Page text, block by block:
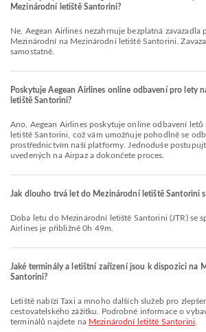
Mezinárodní letiště Santorini?
Ne, Aegean Airlines nezahrnuje bezplatná zavazadla pro lety Domácí &
Mezinárodní na Mezinárodní letiště Santorini.
samostatně.
Poskytuje Aegean Airlines online odbavení pro lety
letiště Santorini?
Ano, Aegean Airlines poskytuje online odbavení letů na letiště Mezinárodní
letiště Santorini, což vám umožňuje pohodlně se
prostřednictvím naší platformy. Jednoduše
uvedených na Airpaz a dokončete proces.
Jak dlouho trvá let do Mezinárodní letiště Santorini s
Doba letu do Mezinárodní letiště Santorini (JTR) se společností Aegean
Airlines je přibližně 0h 49m.
Jaké terminály a letištní zařízení jsou k dispozici na
Santorini?
Letiště nabízí Taxi a mnoho dalších služeb pro zlepšení vašeho
cestovatelského zážitku. Podrobné informace o
terminálů najdete na Mezinárodní letiště Santorini